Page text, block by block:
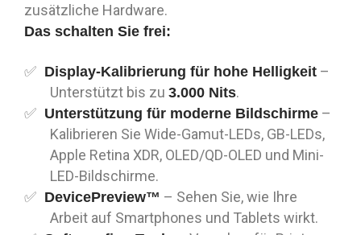
zusätzliche Hardware.
Das schalten Sie frei:
Display-Kalibrierung für hohe Helligkeit –
Unterstützt bis zu3.000 Nits.
Unterstützung für moderne Bildschirme –
Kalibrieren Sie Wide-Gamut-LEDs, GB-LEDs,
Apple Retina XDR, OLED/QD-OLED und Mini-
LED-Bildschirme.
DevicePreview™ – Sehen Sie, wie Ihre
Arbeit auf Smartphones und Tablets wirkt.